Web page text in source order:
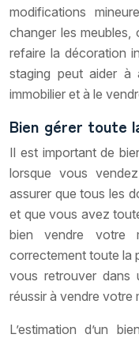
modifications
changer les meubles,
refaire la décoration
staging peut aider à
immobilier et à le
Bien gérer toute
Il est important de
lorsque vous
assurer que tous les
et que vous avez
bien vendre votre
correctement toute la
vous retrouver dans
réussir à vendre votre
L’estimation d’un